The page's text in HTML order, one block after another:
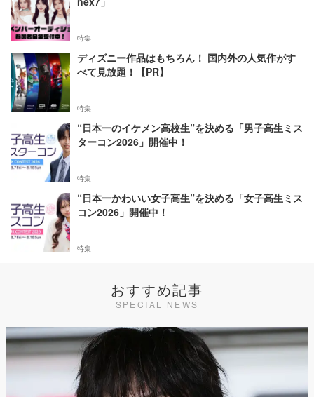
特集
ディズニー作品はもちろん！ 国内外の人気作がす
べて見放題！【PR】
特集
“日本一のイケメン高校生”を決める「男子高生ミス
ターコン2026」開催中！
特集
“日本一かわいい女子高生”を決める「女子高生ミス
コン2026」開催中！
特集
おすすめ記事
SPECIAL NEWS